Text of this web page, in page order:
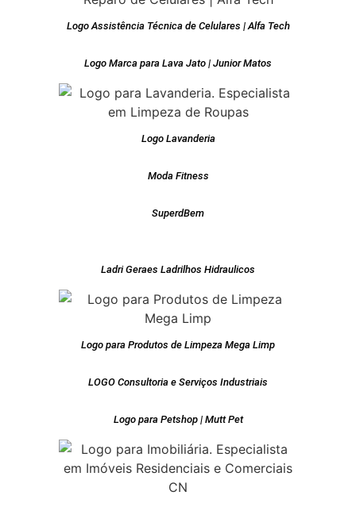
Logo Assistência Técnica de Celulares | Alfa Tech
Logo Marca para Lava Jato | Junior Matos
Logo Lavanderia
Moda Fitness
SuperdBem
Ladri Geraes Ladrilhos Hidraulicos
Logo para Produtos de Limpeza Mega Limp
LOGO Consultoria e Serviços Industriais
Logo para Petshop | Mutt Pet